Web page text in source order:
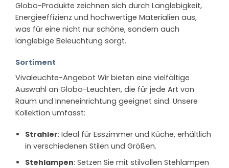
Globo-Produkte zeichnen sich durch Langlebigkeit,
Energieeffizienz und hochwertige Materialien aus,
was für eine nicht nur schöne, sondern auch
langlebige Beleuchtung sorgt.
Sortiment
Vivaleuchte-Angebot Wir bieten eine vielfältige
Auswahl an Globo-Leuchten, die für jede Art von
Raum und Inneneinrichtung geeignet sind. Unsere
Kollektion umfasst:
Strahler: Ideal für Esszimmer und Küche, erhältlich
in verschiedenen Stilen und Größen.
Stehlampen: Setzen Sie mit stilvollen Stehlampen